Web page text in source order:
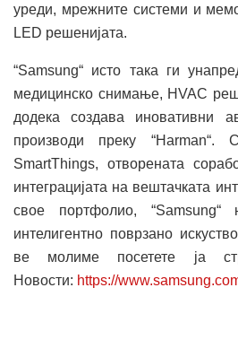
уреди, мрежните системи и
LED решенијата.
“Samsung“ исто така ги
медицинско снимање, HVAC
додека создава иновативни
производи преку “Harman“.
SmartThings, отворената
интеграцијата на вештачката
свое портфолио, “Samsung“
интелигентно поврзано
ве молиме посетете ја
Новости: https://